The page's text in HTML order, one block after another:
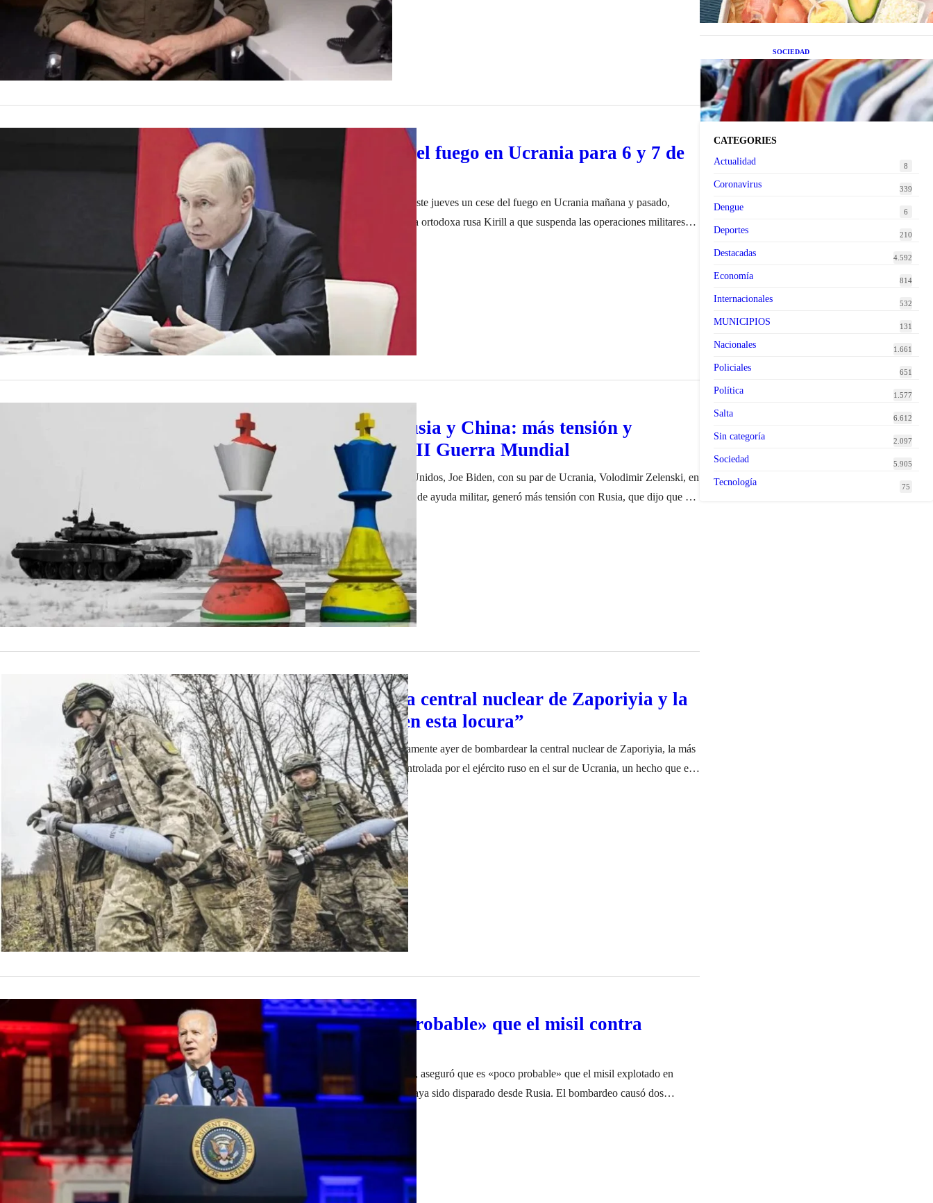
Putin anuncia un cese del fuego en Ucrania para 6 y 7 de
enero
El presidente ruso, Vladimir Putin, ordenó este jueves un cese del fuego en Ucrania mañana y pasado,
después del pedido del patriarca de la Iglesia ortodoxa rusa Kirill a que suspenda las operaciones militares
para la Navidad ortodoxa. «Teniendo en cuenta el llamado de su santidad el patriarca Kirill, instruí al
ministro de Defensa que…
by La Contracara 5 de enero de 2023
EEUU y Ucrania vs. Rusia y China: más tensión y
renovado temor a una III Guerra Mundial
El encuentro del presidente de los Estados Unidos, Joe Biden, con su par de Ucrania, Volodimir Zelenski, en
Washington, en el que se renovó el anuncio de ayuda militar, generó más tensión con Rusia, que dijo que se
«niegan» a escucharla, al tiempo que China realizó un amenazante despliegue militar sobre la isla de Taiwán,
…
byLa Contracara 22 de diciembre de 2022
INTERNACIONALES
Otro ataque golpeó a la central nuclear de Zaporiyia y la
ONU exigió “que frenen esta locura”
Kiev – Rusia y Ucrania se acusaron mutuamente ayer de bombardear la central nuclear de Zaporiyia, la más
grande de Europa, situada en una zona controlada por el ejército ruso en el sur de Ucrania, un hecho que el
director de la Agencia Internacional de la Energía Atómica (AIEA), Rafael Grossi, calificó de
“extremamente grave”.…
byLa Contracara21 de noviembre de 2022
INTERNACIONALES
Para EEUU, es «poco probable» que el misil contra
Polonia fuera ruso
El presidente de Estados Unidos, Joe Biden, aseguró que es «poco probable» que el misil explotado en
Polonia, cerca de la frontera con Ucrania, haya sido disparado desde Rusia. El bombardeo causó dos
muertos, en un nuevo capítulo que amenaza con causar una escalada de violencia en Europa. Para
funcionarios estadounidenses, el misil que cayó…
byLa Contracara 16 de noviembre de 2022
SOCIEDAD
Las grandes marcas globales se
suman a la tendencia de la ropa de
segunda mano premium
CATEGORIES
Actualidad
8
Coronavirus 339
Dengue 6
Deportes 210
Destacadas 4.592
Economía 814
Internacionales 532
MUNICIPIOS 131
Nacionales 1.661
Policiales 651
Política 1.577
Salta 6.612
Sin categoría 2.097
Sociedad 5.905
Tecnología 75